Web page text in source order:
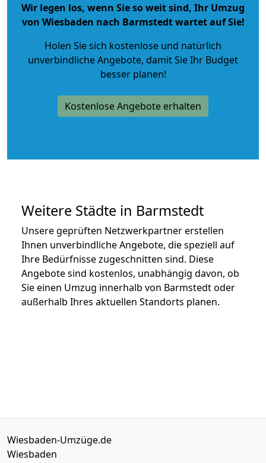
Wir legen los, wenn Sie so weit sind, Ihr Umzug
von Wiesbaden nach Barmstedt wartet auf Sie!
Holen Sie sich kostenlose und natürlich
unverbindliche Angebote, damit Sie Ihr Budget
besser planen!
Kostenlose Angebote erhalten
Weitere Städte in Barmstedt
Unsere geprüften Netzwerkpartner erstellen
Ihnen unverbindliche Angebote, die speziell auf
Ihre Bedürfnisse zugeschnitten sind. Diese
Angebote sind kostenlos, unabhängig davon, ob
Sie einen Umzug innerhalb von Barmstedt oder
außerhalb Ihres aktuellen Standorts planen.
Wiesbaden-Umzüge.de
Wiesbaden